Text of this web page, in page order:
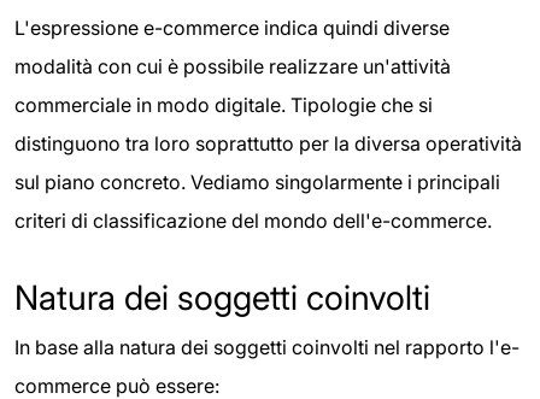
L'espressione e-commerce indica quindi diverse
modalità con cui è possibile realizzare un'attività
commerciale in modo digitale. Tipologie che si
distinguono tra loro soprattutto per la diversa operatività
sul piano concreto. Vediamo singolarmente i principali
criteri di classificazione del mondo dell'e-commerce.
Natura dei soggetti coinvolti
In base alla natura dei soggetti coinvolti nel rapporto l'e-
commerce può essere: